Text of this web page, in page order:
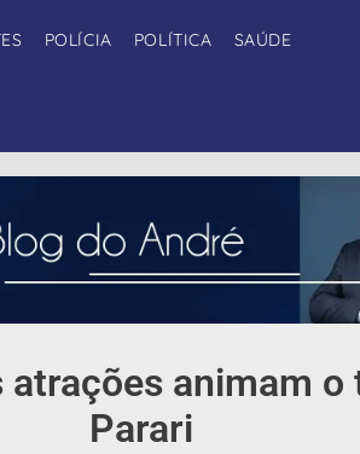
POLÍCIA POLÍTICA SAÚDE
atrações animam
Parari